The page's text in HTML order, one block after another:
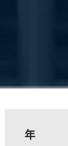
年